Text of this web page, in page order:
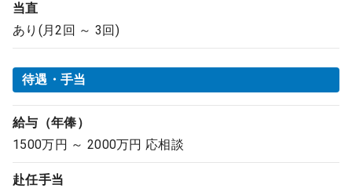
当直
あり(月2回 ～ 3回)
待遇・手当
給与（年俸）
1500万円 ～ 2000万円 応相談
赴任手当